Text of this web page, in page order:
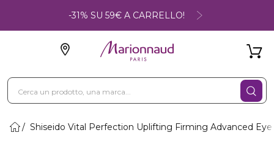
-31% SU 59€ A CARRELLO!
Shiseido Vital Perfection Uplifting Firming Advanced